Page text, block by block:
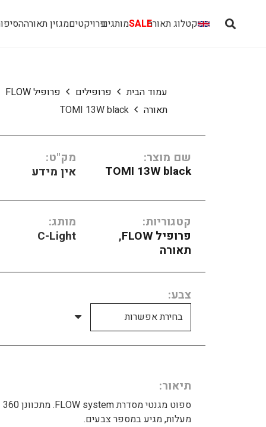
קטלוג תאורהSALEמותגיםפרויקטיםמגזין תאורה
עמוד הבית פרופילים
פרופיל FLOW
תאורה
TOMI 13W black
שם מוצר:
TOMI 13W black
מק"ט:
אין מידע
קטגוריות:
פרופיל FLOW
,
תאורה
מותג:
C-Light
צבע
תיאור
ספוט מגנטי מסדרת FLOW system. מתכוונן 360
מעלות, מגיע במספר צבעים.